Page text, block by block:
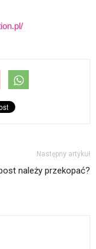
Następny artykuł
należy przekopać?